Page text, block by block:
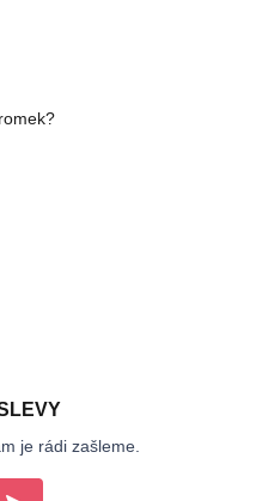
je rádi zašleme.